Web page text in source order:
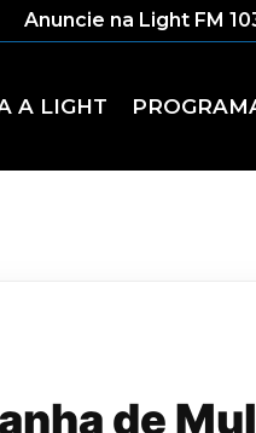
Anuncie na Light FM
A LIGHT
de